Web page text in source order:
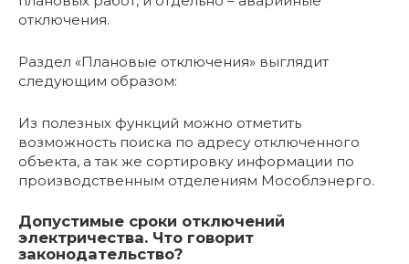
отключения.
Раздел «Плановые отключения» выглядит
следующим образом:
Из полезных функций можно отметить
возможность поиска по адресу отключенного
объекта, а так же сортировку информации по
производственным отделениям Мособлэнерго.
Допустимые сроки отключений
электричества. Что говорит
законодательство?